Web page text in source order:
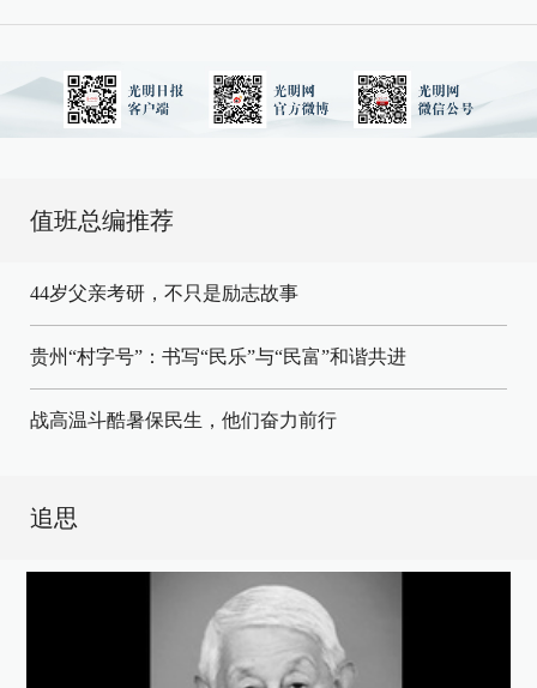
值班总编推荐
44岁父亲考研，不只是励志故事
贵州“村字号”：书写“民乐”与“民富”和谐共进
战高温斗酷暑保民生，他们奋力前行
追思